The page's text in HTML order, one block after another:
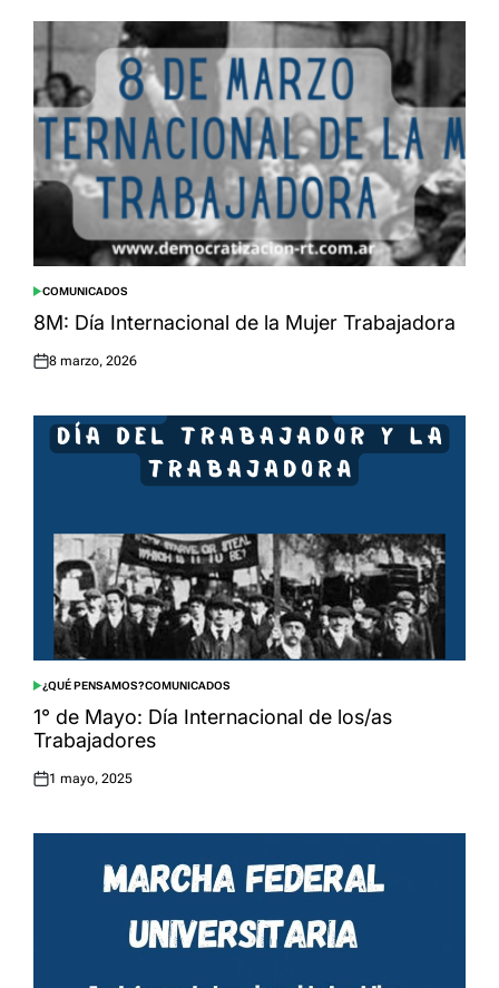
POSTED
IN
COMUNICADOS
8M: Día Internacional de la Mujer Trabajadora
Posted
8 marzo, 2026
POSTED
IN
¿QUÉ PENSAMOS?COMUNICADOS
1° de Mayo: Día Internacional de los/as
Trabajadores
Posted
1 mayo, 2025